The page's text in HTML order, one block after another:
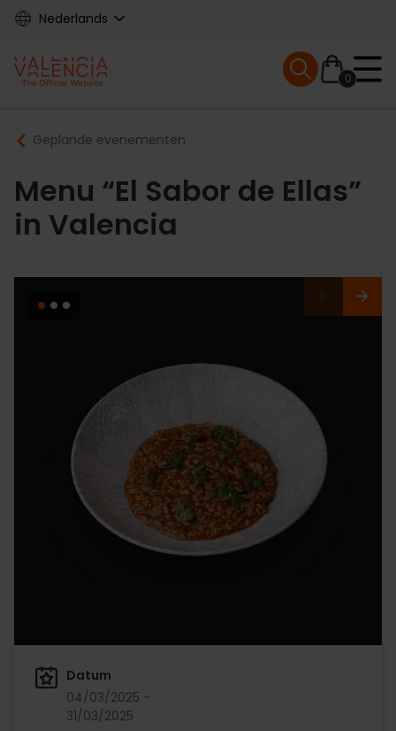
Skip
content
Nederlands
Main
navigation
0
Mobile menu
Breadcrumb
Geplande evenementen
Menu “El Sabor de Ellas”
in Valencia
Datum
04/03/2025 -
31/03/2025